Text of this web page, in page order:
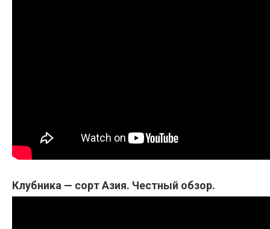
Клубника — сорт Азия. Честный обзор.